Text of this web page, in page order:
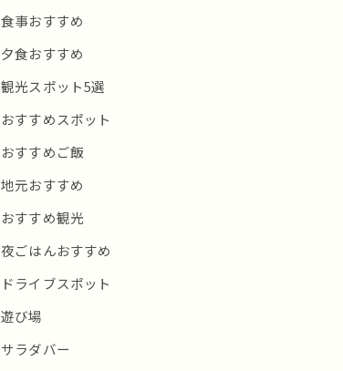
食事おすすめ
夕食おすすめ
観光スポット5選
おすすめスポット
おすすめご飯
地元おすすめ
おすすめ観光
夜ごはんおすすめ
ドライブスポット
遊び場
サラダバー